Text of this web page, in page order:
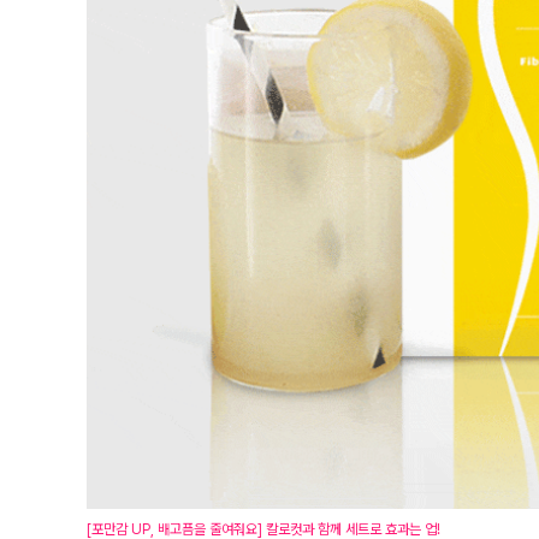
[포만감 UP, 배고픔을 줄여줘요] 칼로컷과 함께 세트로 효과는 업!